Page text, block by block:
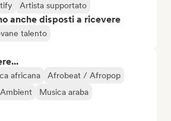
Artista supportato
anche disposti a ricevere
talento
africana
Afrobeat / Afropop
Ambient
Musica araba